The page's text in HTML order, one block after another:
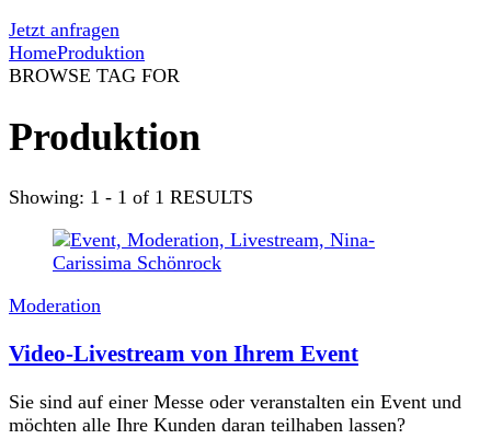
Jetzt anfragen
HomeProduktion
BROWSE TAG FOR
Produktion
Showing: 1 - 1 of 1 RESULTS
Moderation
Video-Livestream von Ihrem Event
Sie sind auf einer Messe oder veranstalten ein Event und
möchten alle Ihre Kunden daran teilhaben lassen?